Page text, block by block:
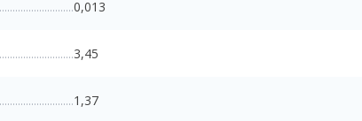
0,013
3,45
1,37